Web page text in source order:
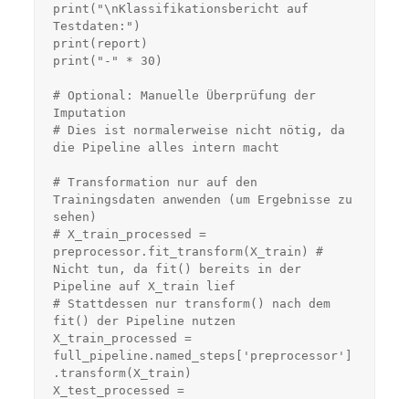
print("\nKlassifikationsbericht auf
Testdaten:")
print(report)
print("-" * 30)
# Optional: Manuelle Überprüfung der
Imputation
# Dies ist normalerweise nicht nötig, da
die Pipeline alles intern macht
# Transformation nur auf den
Trainingsdaten anwenden (um Ergebnisse zu
sehen)
# X_train_processed =
preprocessor.fit_transform(X_train) #
Nicht tun, da fit() bereits in der
Pipeline auf X_train lief
# Stattdessen nur transform() nach dem
fit() der Pipeline nutzen
X_train_processed =
full_pipeline.named_steps['preprocessor']
.transform(X_train)
X_test_processed =